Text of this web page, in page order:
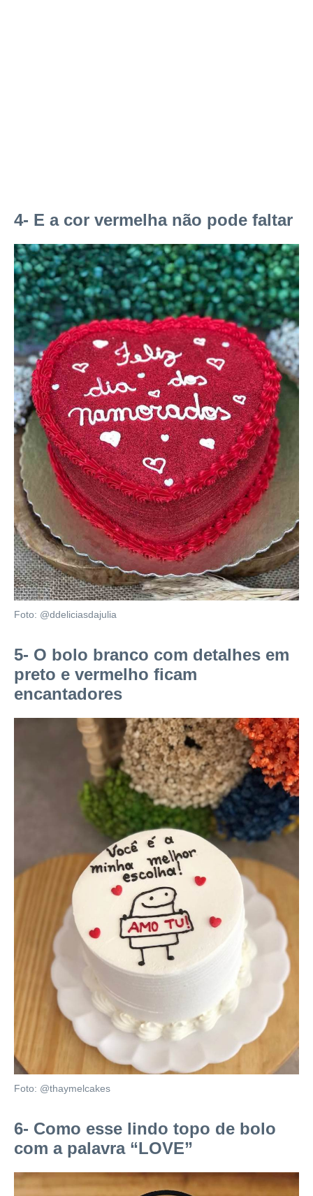
4- E a cor vermelha não pode faltar
Foto: @ddeliciasdajulia
5- O bolo branco com detalhes em
preto e vermelho ficam
encantadores
Foto: @thaymelcakes
6- Como esse lindo topo de bolo
com a palavra “LOVE”